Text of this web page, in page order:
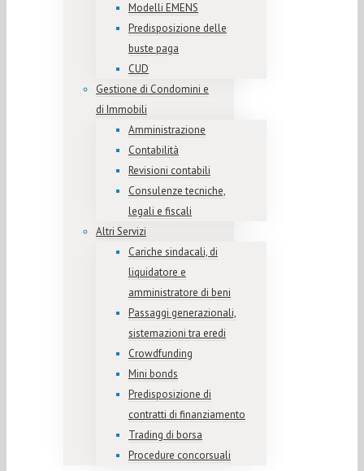
Modelli EMENS
Predisposizione delle
buste paga
CUD
Gestione di Condomini e
di Immobili
Amministrazione
Contabilità
Revisioni contabili
Consulenze tecniche,
legali e fiscali
Altri Servizi
Cariche sindacali, di
liquidatore e
amministratore di beni
Passaggi generazionali,
sistemazioni tra eredi
Crowdfunding
Mini bonds
Predisposizione di
contratti di finanziamento
Trading di borsa
Procedure concorsuali